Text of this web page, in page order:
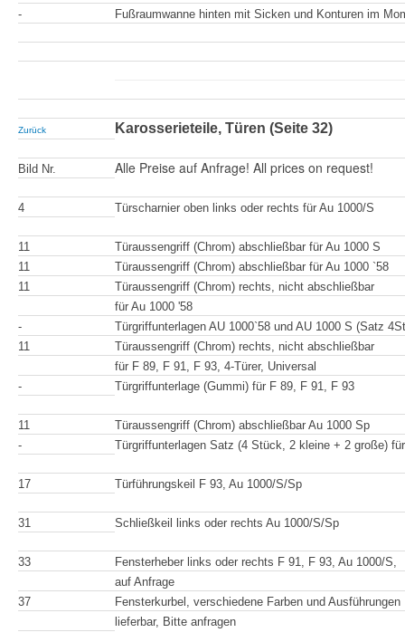
-
Fußraumwanne hinten mit Sicken und Konturen im
Zurück Karosserieteile, Türen (Seite 32)
Bild Nr. Alle Preise auf Anfrage! All prices on request!
4 Türscharnier oben links oder rechts für Au 1000/S
11
Türaussengriff (Chrom) abschließbar für Au 1000 S
11
Türaussengriff (Chrom) abschließbar für Au 1000 `58
11
Türaussengriff (Chrom) rechts, nicht abschließbar
für Au 1000 '58
-
Türgriffunterlagen AU 1000`58 und AU 1000 S (Satz
11
Türaussengriff (Chrom) rechts, nicht abschließbar
für F 89, F 91, F 93, 4-Türer, Universal
-
Türgriffunterlage (Gummi) für F 89, F 91, F 93
11
Türaussengriff (Chrom) abschließbar Au 1000 Sp
-
Türgriffunterlagen Satz (4 Stück, 2 kleine + 2 große)
17 Türführungskeil F 93, Au 1000/S/Sp
31 Schließkeil links oder rechts Au 1000/S/Sp
33
Fensterheber links oder rechts F 91, F 93, Au 1000/S,
auf Anfrage
37
Fensterkurbel, verschiedene Farben und Ausführungen
lieferbar, Bitte anfragen